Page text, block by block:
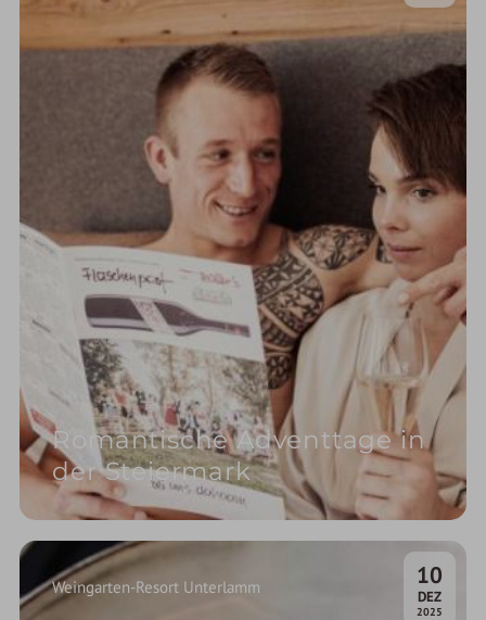
Romantische Adventtage in
der Steiermark
10
DEZ.
2025
Weingarten-Resort Unterlamm